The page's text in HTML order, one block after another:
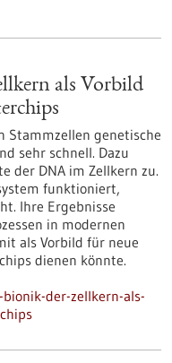
als Vorbild
Stammzellen genetische
sehr schnell. Dazu
der DNA im Zellkern zu.
funktioniert,
Ihre Ergebnisse
in modernen
als Vorbild für neue
dienen könnte.
der-zellkern-als-